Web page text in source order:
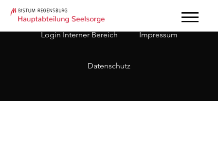
Login Interner Bereich Impressum
Datenschutz